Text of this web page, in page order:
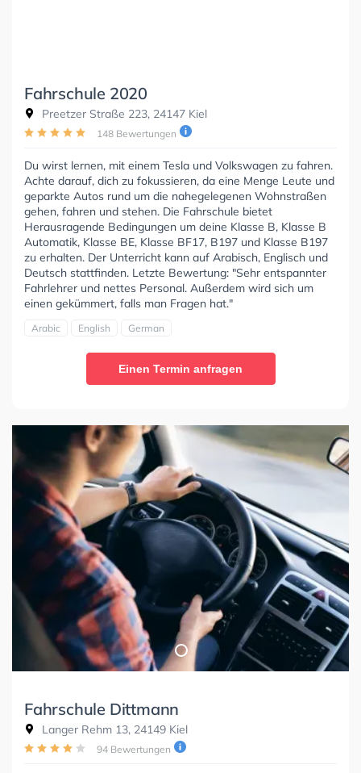
Fahrschule 2020
Preetzer Straße 223, 24147 Kiel
148 Bewertungen
Du wirst lernen, mit einem Tesla und Volkswagen zu fahren.
Achte darauf, dich zu fokussieren, da eine Menge Leute und
geparkte Autos rund um die nahegelegenen Wohnstraßen
gehen, fahren und stehen. Die Fahrschule bietet
Herausragende Bedingungen um deine Klasse B, Klasse B
Automatik, Klasse BE, Klasse BF17, B197 und Klasse B197
zu erhalten. Der Unterricht kann auf Arabisch, Englisch und
Deutsch stattfinden. Letzte Bewertung: "Sehr entspannter
Fahrlehrer und nettes Personal. Außerdem wird sich um
einen gekümmert, falls man Fragen hat."
Arabic English German
Einen Termin anfragen
Fahrschule Dittmann
Langer Rehm 13, 24149 Kiel
94 Bewertungen